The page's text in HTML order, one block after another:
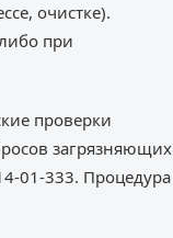
очистке).
при
проверки
загрязняющих
01-333. Процедура